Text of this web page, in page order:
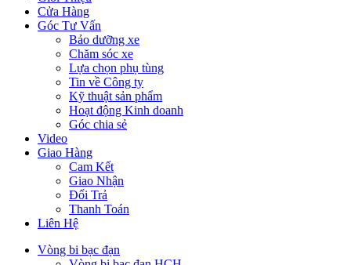
Cửa Hàng
Góc Tư Vấn
Bảo dưỡng xe
Chăm sóc xe
Lựa chọn phụ tùng
Tin về Công ty
Kỹ thuật sản phẩm
Hoạt động Kinh doanh
Góc chia sẻ
Video
Giao Hàng
Cam Kết
Giao Nhận
Đổi Trả
Thanh Toán
Liên Hệ
Vòng bi bạc đạn